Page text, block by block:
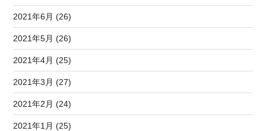
2021年6月 (26)
2021年5月 (26)
2021年4月 (25)
2021年3月 (27)
2021年2月 (24)
2021年1月 (25)